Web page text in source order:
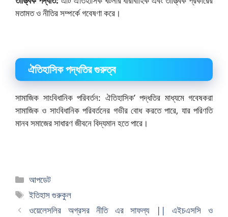
মতামত ও নীতির সম্পর্কে গবেষণা করে।
ঐতিহাসিক পদ্ধতির গুরুত্ব
সামাজিক সাংবিধানিক পরিবর্তন: ঐতিহাসিক’ পদ্ধতির মাধ্যমে গবেষকরা
সামাজিক ও সাংবিধানিক পরিবর্তনের গভীর বোধ করতে পারে, যার পরিণতি
মানব সমাজের সাধারণ জীবনে বিদ্যমান হতে পারে।
বিভাগ
সমূহ
আপডেট
ট্যাগ
সমূহ
ইতিহাস গুরুকুল
ওয়েলেসলির অগ্রসর নীতি এর সাফল্য || এইচএসসি ও